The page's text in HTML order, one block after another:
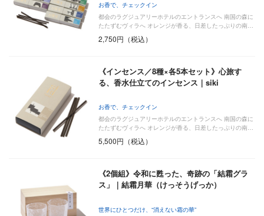
お香で、チェックイン
都会のラグジュアリーホテルのエントランスへ 南国の森に
たたずむヴィラへ オレンジが香る、日差したっぷりの南…
2,750円（税込）
《インセンス／8種×各5本セット》心旅す
る、香水仕立てのインセンス｜siki
お香で、チェックイン
都会のラグジュアリーホテルのエントランスへ 南国の森に
たたずむヴィラへ オレンジが香る、日差したっぷりの南…
5,500円（税込）
《2個組》令和に甦った、奇跡の「結霜グラ
ス」｜結霜月華（けっそうげっか）
世界にひとつだけ、“消えない霜の華”